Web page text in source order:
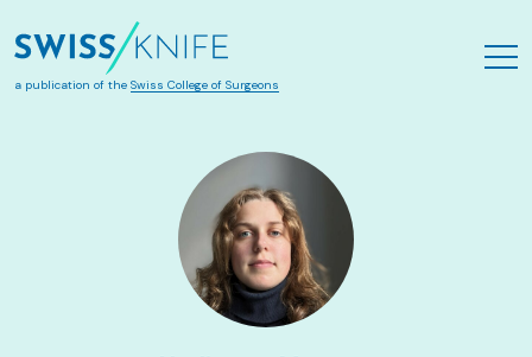
Zum Hauptinhalt springen
a publication of the Swiss College of Surgeons